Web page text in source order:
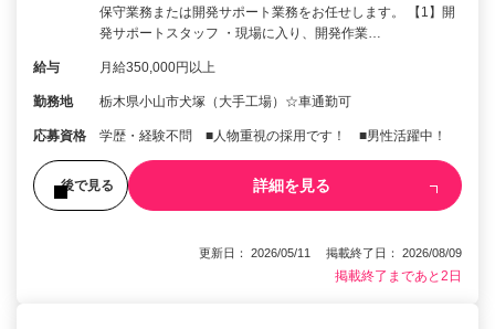
保守業務または開発サポート業務をお任せします。 【1】開
発サポートスタッフ ・現場に入り、開発作業…
給与 月給350,000円以上
勤務地 栃木県小山市犬塚（大手工場）☆車通勤可
応募資格 学歴・経験不問 ■⼈物重視の採⽤です！ ■男性活躍中！
後で見る 詳細を見る
更新日： 2026/05/11 掲載終了日： 2026/08/09
掲載終了まであと2日